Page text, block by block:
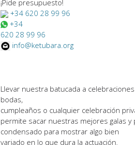
¡Pide presupuesto!
+34 620 28 99 96
+34
620 28 99 96
info@ketubara.org
Llevar nuestra batucada a
bodas,
cumpleaños o cualquier celebración
permite sacar nuestras mejores galas
condensado para mostrar algo bien
variado en lo que dura la actuación.